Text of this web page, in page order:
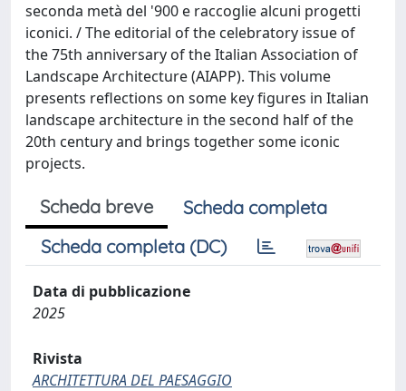
seconda metà del '900 e raccoglie alcuni progetti
iconici. / The editorial of the celebratory issue of
the 75th anniversary of the Italian Association of
Landscape Architecture (AIAPP). This volume
presents reflections on some key figures in Italian
landscape architecture in the second half of the
20th century and brings together some iconic
projects.
Scheda breve
Scheda completa
Scheda completa (DC)
Data di pubblicazione
2025
Rivista
ARCHITETTURA DEL PAESAGGIO